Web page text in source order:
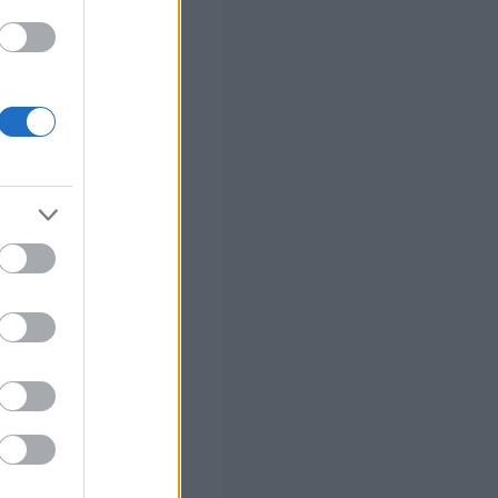
– Τι
- Πού